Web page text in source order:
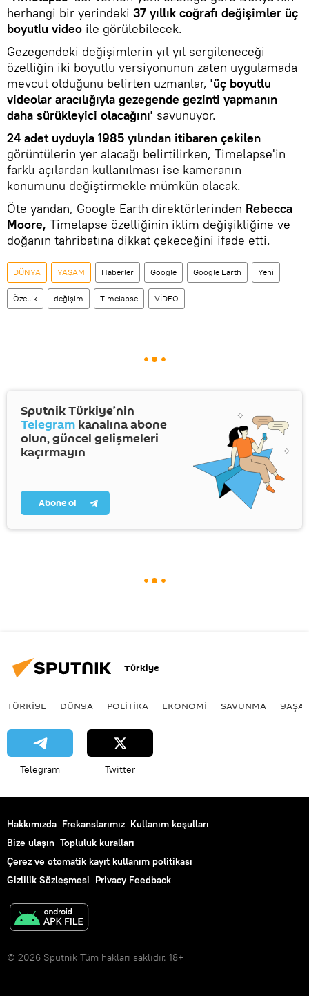
herhangi bir yerindeki 37 yıllık coğrafı değişimler üç
boyutlu video ile görülebilecek.
Gezegendeki değişimlerin yıl yıl sergileneceği
özelliğin iki boyutlu versiyonunun zaten uygulamada
mevcut olduğunu belirten uzmanlar, 'üç boyutlu
videolar aracılığıyla gezegende gezinti yapmanın
daha sürükleyici olacağını' savunuyor.
24 adet uyduyla 1985 yılından itibaren çekilen
görüntülerin yer alacağı belirtilirken, Timelapse'in
farklı açılardan kullanılması ise kameranın
konumunu değiştirmekle mümkün olacak.
Öte yandan, Google Earth direktörlerinden Rebecca
Moore, Timelapse özelliğinin iklim değişikliğine ve
doğanın tahribatına dikkat çekeceğini ifade etti.
DÜNYA YAŞAM Haberler Google Google Earth Yeni
Özellik değişim Timelapse VİDEO
Sputnik Türkiye’nin
Telegram kanalına abone
olun, güncel gelişmeleri
kaçırmayın
Abone ol
Türkiye
TÜRKIYE DÜNYA POLİTİKA EKONOMİ SAVUNMA
Telegram Twitter
Hakkımızda Frekanslarımız Kullanım koşulları
Bize ulaşın Topluluk kuralları
Çerez ve otomatik kayıt kullanım politikası
Gizlilik Sözleşmesi Privacy Feedback
© 2026 Sputnik Tüm hakları saklıdır. 18+